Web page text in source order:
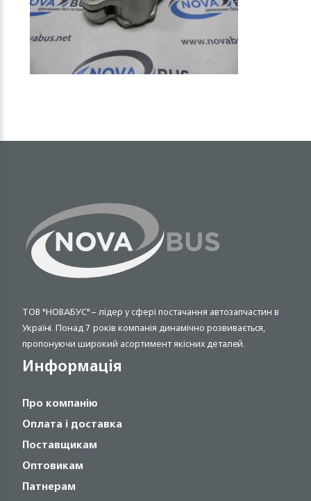
ТОВ "НОВАБУС" – лідер у сфері постачання автозапчастин в
Україні. Понад 7 років компанія динамічно розвивається,
пропонуючи широкий асортимент якісних деталей.
Информація
Про компанію
Оплата і доставка
Поставщикам
Оптовикам
Патнерам